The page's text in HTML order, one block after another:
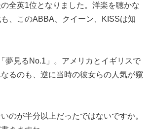
全英1位となりました。洋楽を聴かな
、このABBA、クイーン、KISSは知
夢見るNo.1」。アメリカとイギリスで
なるのも、逆に当時の彼女らの人気が窺
のが半分以上だったではないですか。